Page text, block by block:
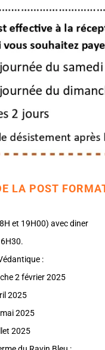
LA POST
et 19H00) avec diner
:
2 février 2025
2025
2025
2025